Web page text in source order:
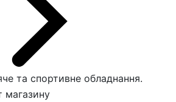
та спортивне обладнання.
магазину